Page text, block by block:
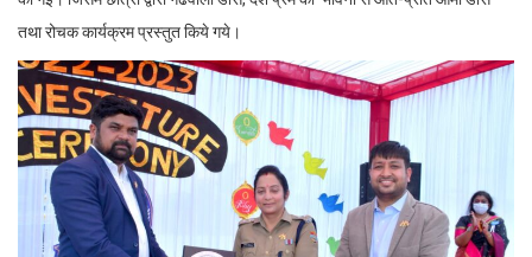
तथा रोचक कार्यक्रम प्रस्तुत किये गये।